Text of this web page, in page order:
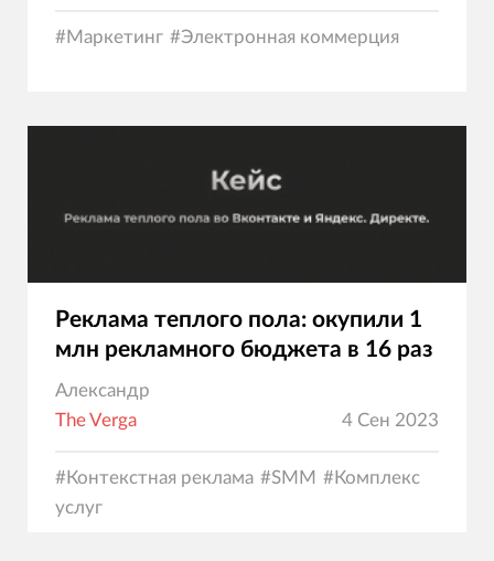
#Маркетинг #Электронная коммерция
Реклама теплого пола: окупили 1
млн рекламного бюджета в 16 раз
Александр
The Verga
4 Сен 2023
#Контекстная реклама #SMM #Комплекс
услуг